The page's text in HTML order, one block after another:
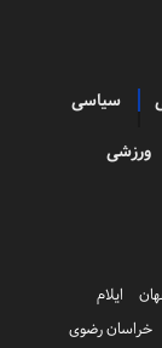
سیاسی
ورزشی
ایلام
خراسان رضوی